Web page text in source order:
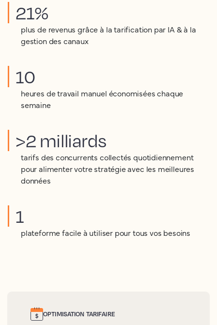
21%
plus de revenus grâce à la tarification par IA & à la
gestion des canaux
10
heures de travail manuel économisées chaque
semaine
>2 milliards
tarifs des concurrents collectés quotidiennement
pour alimenter votre stratégie avec les meilleures
données
1
plateforme facile à utiliser pour tous vos besoins
OPTIMISATION TARIFAIRE